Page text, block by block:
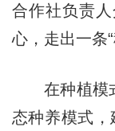
合作社负责
心，走出一条
在种植模式
态种养模式